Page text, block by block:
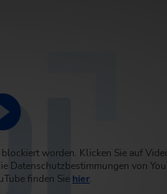
worden. Klicken Sie auf
Datenschutzbestimmungen von
finden Sie hier.